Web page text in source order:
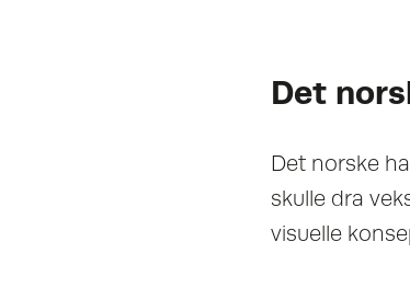
Det
Det norske
skulle dra
visuelle